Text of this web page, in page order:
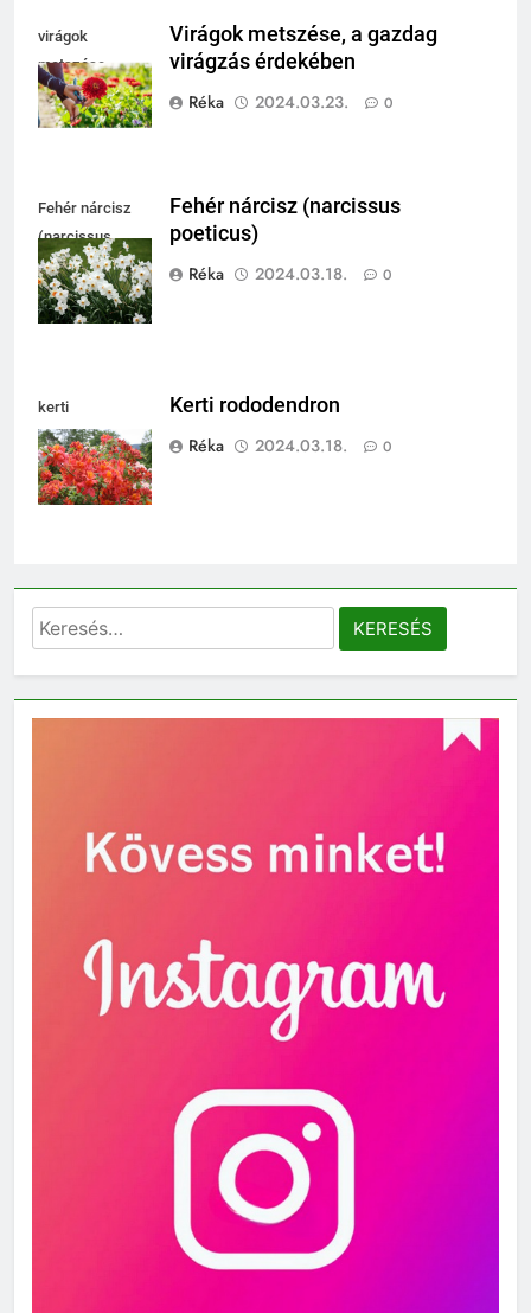
virágok
metszése
Virágok metszése, a gazdag
virágzás érdekében
Réka
2024.03.23. 0
Fehér nárcisz
(narcissus
poeticus)
Fehér nárcisz (narcissus
poeticus)
Réka
2024.03.18. 0
kerti
rododendron
Kerti rododendron
Réka
2024.03.18. 0
Keresés: